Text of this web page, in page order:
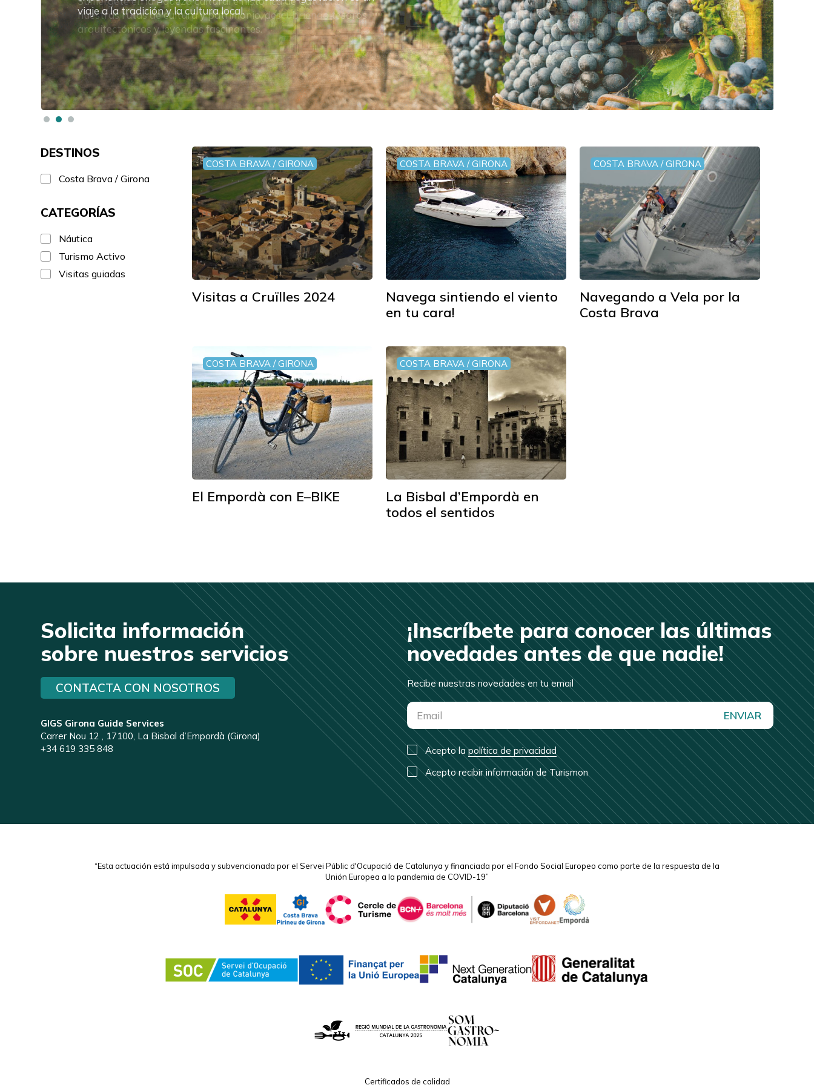
viaje a la tradición y la cultura local.
DESTINOS
Costa Brava / Girona
CATEGORÍAS
Náutica
Turismo Activo
Visitas guiadas
COSTA BRAVA / GIRONA
Visitas a Cruïlles 2024
COSTA BRAVA / GIRONA
Navega sintiendo el viento
en tu cara!
COSTA BRAVA / GIRONA
Navegando a Vela por la
Costa Brava
COSTA BRAVA / GIRONA
El Empordà con E–BIKE
COSTA BRAVA / GIRONA
La Bisbal d’Empordà en
todos el sentidos
Solicita información
sobre nuestros servicios
CONTACTA CON NOSOTROS
GIGS Girona Guide Services
Carrer Nou 12 , 17100, La Bisbal d’Empordà (Girona)
+34 619 335 848
¡Inscríbete para conocer las últimas
novedades antes de que nadie!
Recibe nuestras novedades en tu email
ENVIAR
Acepto lapolítica de privacidad
Acepto recibir información de Turismon
“Esta actuación está impulsada y subvencionada por el Servei Públic d'Ocupació de Catalunya y financiada por el Fondo Social Europeo como parte de la respuesta de la
Unión Europea a la pandemia de COVID-19”
Certificados de calidad